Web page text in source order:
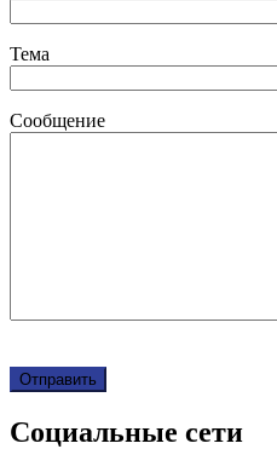
Тема
Сообщение
Социальные сети